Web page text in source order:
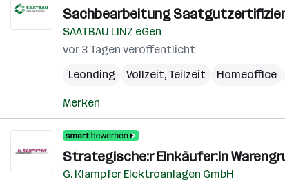
Sachbearbeitung
SAATBAU LINZ eGen
vor 3 Tagen veröffentlicht
Leonding
Vollzeit, Teilzeit Homeoffice
Merken
Strategische:r Einkäufer:in
G. Klampfer Elektroanlagen GmbH